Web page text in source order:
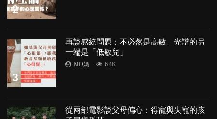
2
3
再談感統問題：不必然是高敏，光譜的另
一端是「低敏兒」
MO媽 6.4K
從兩部電影談父母偏心：得寵與失寵的孩